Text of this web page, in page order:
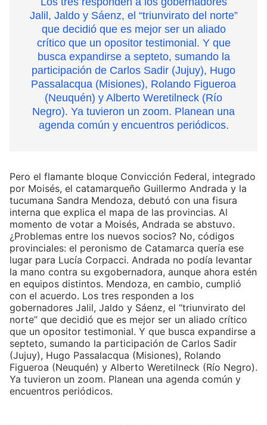
Jalil, Jaldo y Sáenz, el “triunvirato del norte”
que decidió que es mejor ser un aliado
crítico que un opositor testimonial. Y que
busca expandirse a septeto, sumando la
participación de Carlos Sadir (Jujuy), Hugo
Passalacqua (Misiones), Rolando Figueroa
(Neuquén) y Alberto Weretilneck (Río
Negro). Ya tuvieron un zoom. Planean una
agenda común y encuentros periódicos.
Pero el flamante bloque Convicción Federal, integrado
por Moisés, el catamarqueño Guillermo Andrada y la
tucumana Sandra Mendoza, debutó con una fisura
interna que explica el mapa de las provincias. Al
momento de votar a Moisés, Andrada se abstuvo.
¿Problemas entre los nuevos socios? No, códigos
provinciales: el peronismo de Catamarca quería ese
lugar para Lucía Corpacci. Andrada no podía levantar
la mano contra su exgobernadora, aunque ahora estén
en equipos distintos. Mendoza, en cambio, cumplió
con el acuerdo. Los tres responden a los
gobernadores Jalil, Jaldo y Sáenz, el “triunvirato del
norte” que decidió que es mejor ser un aliado crítico
que un opositor testimonial. Y que busca expandirse a
septeto, sumando la participación de Carlos Sadir
(Jujuy), Hugo Passalacqua (Misiones), Rolando
Figueroa (Neuquén) y Alberto Weretilneck (Río Negro).
Ya tuvieron un zoom. Planean una agenda común y
encuentros periódicos.